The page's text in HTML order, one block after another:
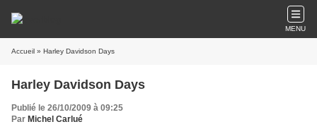
MENU
Accueil » Harley Davidson Days
Harley Davidson Days
Publié le 26/10/2009 à 09:25
Par Michel Carlué